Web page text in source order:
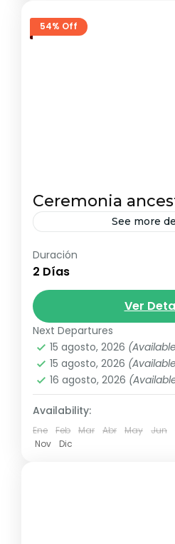
54% Off
Ceremonia
See more
En el corazón de
encuentra la cuna del
toma de Yagé, una
realizada por los
Medio
6 Personas
Duración
2 Días
Ver
Next Departures
15 agosto, 2026
15 agosto, 2026
16 agosto, 2026
Availability:
Ene Feb Mar Abr May Jun
Nov
Dic